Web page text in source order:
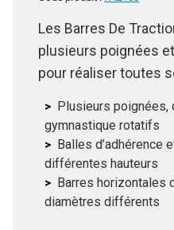
Code produit :
Les Barres De
plusieurs poignées
pour réaliser toutes
Plusieurs poignées,
gymnastique rotatifs
Balles d’adhérence
Barres horizontales